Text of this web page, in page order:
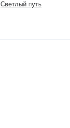
Светлый путь